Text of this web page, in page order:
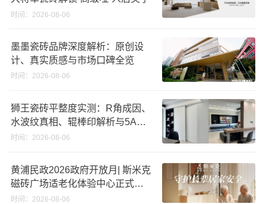
时间：2026-08-06
墨墨瓷砖品牌深度解析：原创设
计、真实质感与市场口碑全览
时间：2026-08-06
狮王瓷砖平整度实测：R角成因、
水波纹真相、辊棒印解析与5A标
准选购指南
时间：2026-08-06
黄浦民政2026政府开放月| 斯米克
磁砖广场适老化体验中心正式亮
相
时间：2026-08-06